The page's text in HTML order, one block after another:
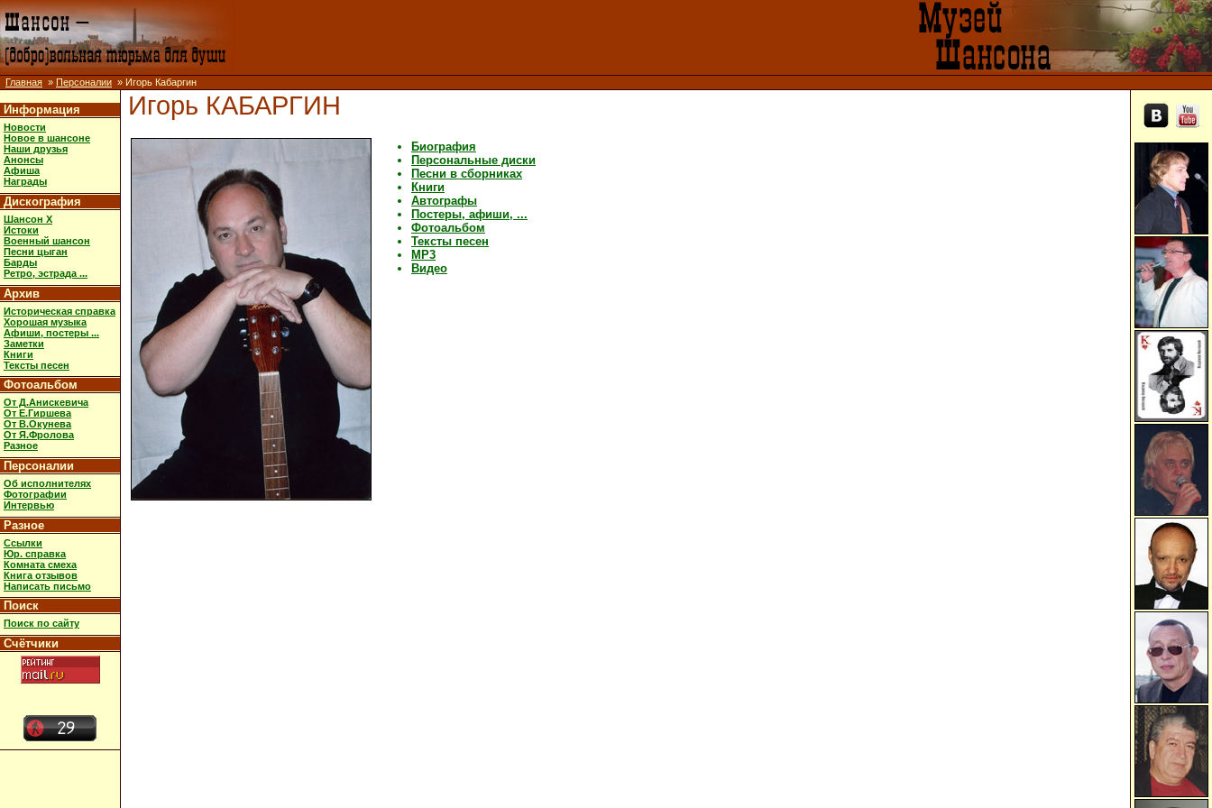
Главная » Персоналии » Игорь Кабаргин
Информация
Новости
Новое в шансоне
Наши друзья
Анонсы
Афиша
Награды
Дискография
Шансон X
Истоки
Военный шансон
Песни цыган
Барды
Ретро, эстрада ...
Архив
Историческая справка
Хорошая музыка
Афиши, постеры ...
Заметки
Книги
Тексты песен
Фотоальбом
От Д.Анискевича
От Е.Гиршева
От В.Окунева
От Я.Фролова
Разное
Персоналии
Об исполнителях
Фотографии
Интервью
Разное
Ссылки
Юр. справка
Комната смеха
Книга отзывов
Написать письмо
Поиск
Поиск по сайту
Счётчики
Игорь КАБАРГИН
Биография
Персональные диски
Песни в сборниках
Книги
Автографы
Постеры, афиши, ...
Фотоальбом
Тексты песен
MP3
Видео